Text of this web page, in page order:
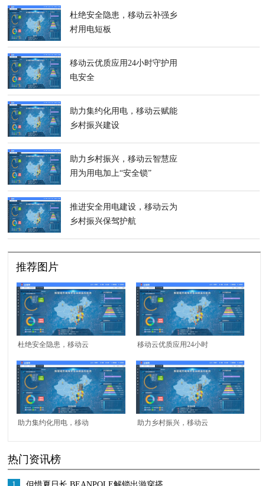
杜绝安全隐患，移动云补强乡
村用电短板
移动云优质应用24小时守护用
电安全
助力集约化用电，移动云赋能
乡村振兴建设
助力乡村振兴，移动云智慧应
用为用电加上“安全锁”
推进安全用电建设，移动云为
乡村振兴保驾护航
推荐图片
杜绝安全隐患，移动云
补强乡村用电短板
移动云优质应用24小时
守护用电安全
助力集约化用电，移动 助力乡村振兴，移动云
热门资讯榜